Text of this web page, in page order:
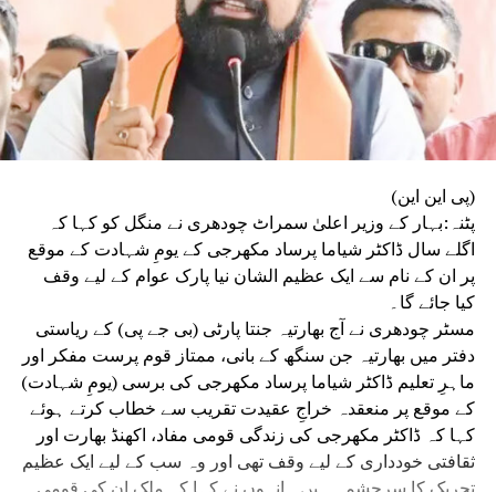
(پی این این)
پٹنہ:بہار کے وزیر اعلیٰ سمراٹ چودھری نے منگل کو کہا کہ
اگلے سال ڈاکٹر شیاما پرساد مکھرجی کے یومِ شہادت کے موقع
پر ان کے نام سے ایک عظیم الشان نیا پارک عوام کے لیے وقف
کیا جائے گا۔
مسٹر چودھری نے آج بھارتیہ جنتا پارٹی (بی جے پی) کے ریاستی
دفتر میں بھارتیہ جن سنگھ کے بانی، ممتاز قوم پرست مفکر اور
ماہرِ تعلیم ڈاکٹر شیاما پرساد مکھرجی کی برسی (یومِ شہادت)
کے موقع پر منعقدہ خراجِ عقیدت تقریب سے خطاب کرتے ہوئے
کہا کہ ڈاکٹر مکھرجی کی زندگی قومی مفاد، اکھنڈ بھارت اور
ثقافتی خودداری کے لیے وقف تھی اور وہ سب کے لیے ایک عظیم